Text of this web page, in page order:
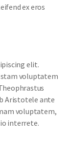
ex eros
elit.
voluptatem
Aristotele ante
voluptatem,
interrete.